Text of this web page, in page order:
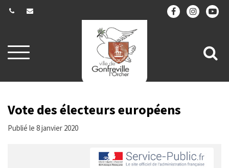
Aller
à
navigation
à
Vote des électeurs européens
Publié le 8 janvier 2020